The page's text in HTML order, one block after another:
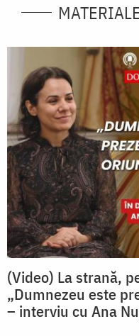
(Video) La strană,
„Dumnezeu este
– interviu cu Ana